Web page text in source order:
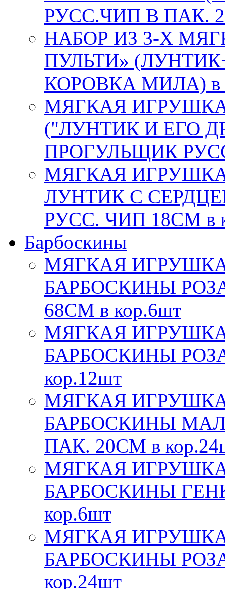
РУСС.ЧИП В ПАК.
НАБОР ИЗ 3-Х
ПУЛЬТИ»
КОРОВКА МИЛА) в
МЯГКАЯ
("ЛУНТИК И ЕГО
ПРОГУЛЬЩИК
МЯГКАЯ
ЛУНТИК С
РУСС. ЧИП 18СМ в
Барбоскины
МЯГКАЯ
БАРБОСКИНЫ
68СМ в кор.6шт
МЯГКАЯ
БАРБОСКИНЫ
кор.12шт
МЯГКАЯ
БАРБОСКИНЫ
ПАК. 20СМ в
МЯГКАЯ
БАРБОСКИНЫ
кор.6шт
МЯГКАЯ
БАРБОСКИНЫ
кор.24шт